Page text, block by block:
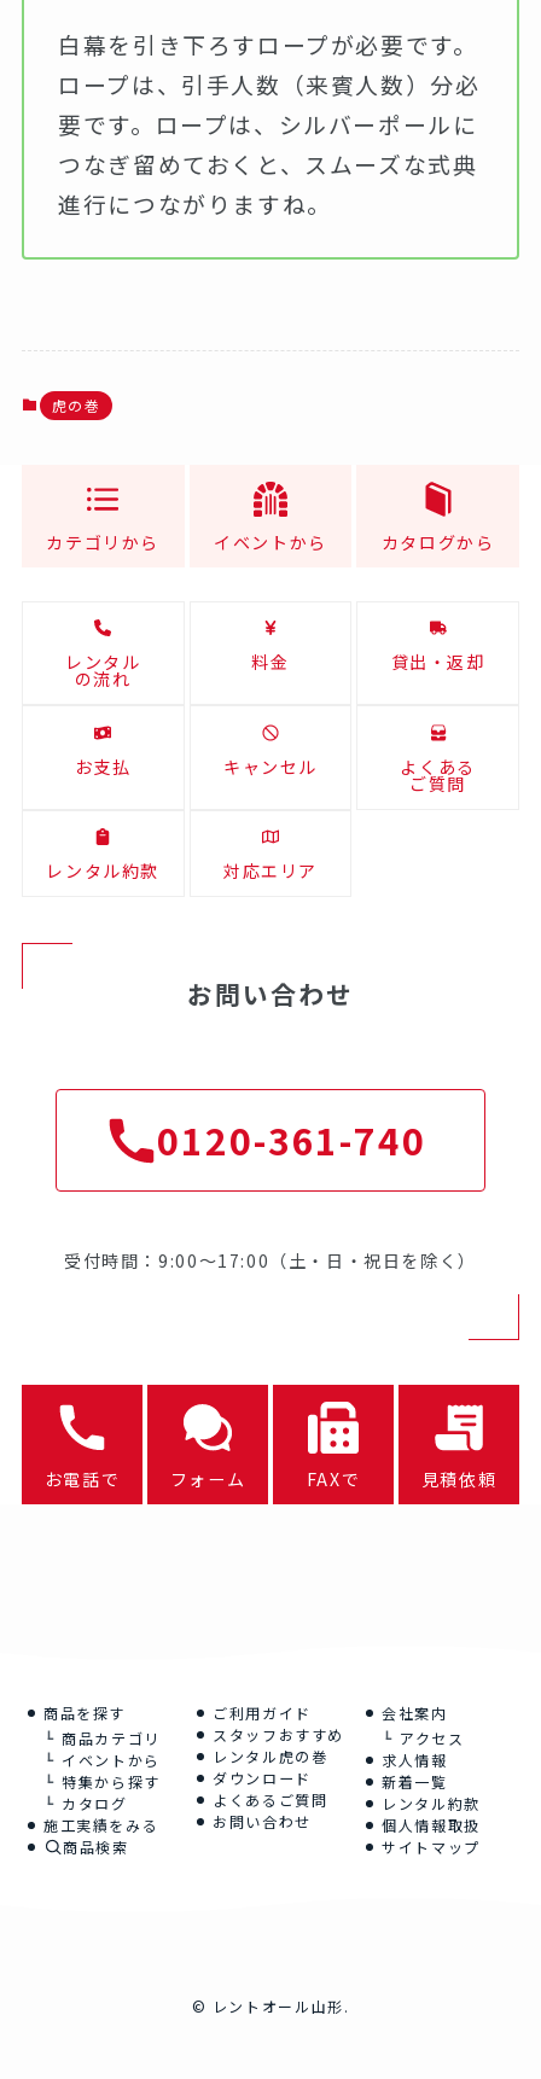
白幕を引き下ろすロープが必要です。
ロープは、引手人数（来賓人数）分必
要です。ロープは、シルバーポールに
つなぎ留めておくと、スムーズな式典
進行につながりますね。
虎の巻
カテゴリから イベントから カタログから
レンタル
の流れ
料金 貸出・返却
お支払 キャンセル よくある
ご質問
レンタル約款 対応エリア
お問い合わせ
0120-361-740
受付時間：9:00～17:00（土・日・祝日を除く）
お電話で フォーム FAXで 見積依頼
商品を探す
商品カテゴリ
イベントから
特集から探す
カタログ
施工実績をみる
商品検索
ご利用ガイド
スタッフおすすめ
レンタル虎の巻
ダウンロード
よくあるご質問
お問い合わせ
会社案内
アクセス
求人情報
新着一覧
レンタル約款
個人情報取扱
サイトマップ
© レントオール山形.